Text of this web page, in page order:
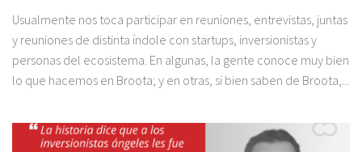
Usualmente nos toca participar en reuniones, entrevistas, juntas
y reuniones de distinta índole con startups, inversionistas y
personas del ecosistema. En algunas, la gente conoce muy bien
lo que hacemos en Broota; y en otras, si bien saben de Broota,...